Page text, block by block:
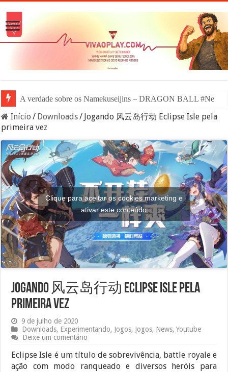
A verdade sobre os Namekuseijins – DRAGON BALL #News
Início / Downloads/ Jogando 风云岛行动 Eclipse Isle pela
primeira vez
Clique para aceitar os cookies marketing e
ativar este conteúdo
Jogando 风云岛行动 Eclipse Isle pela
primeira vez
9 de julho de 2020
Downloads, Experimentando, Jogos, Jogos, News,Youtube
Deixe um comentário
Eclipse Isle é um título de sobrevivência, battle royale e
ação com modo ranqueado e diversos heróis para